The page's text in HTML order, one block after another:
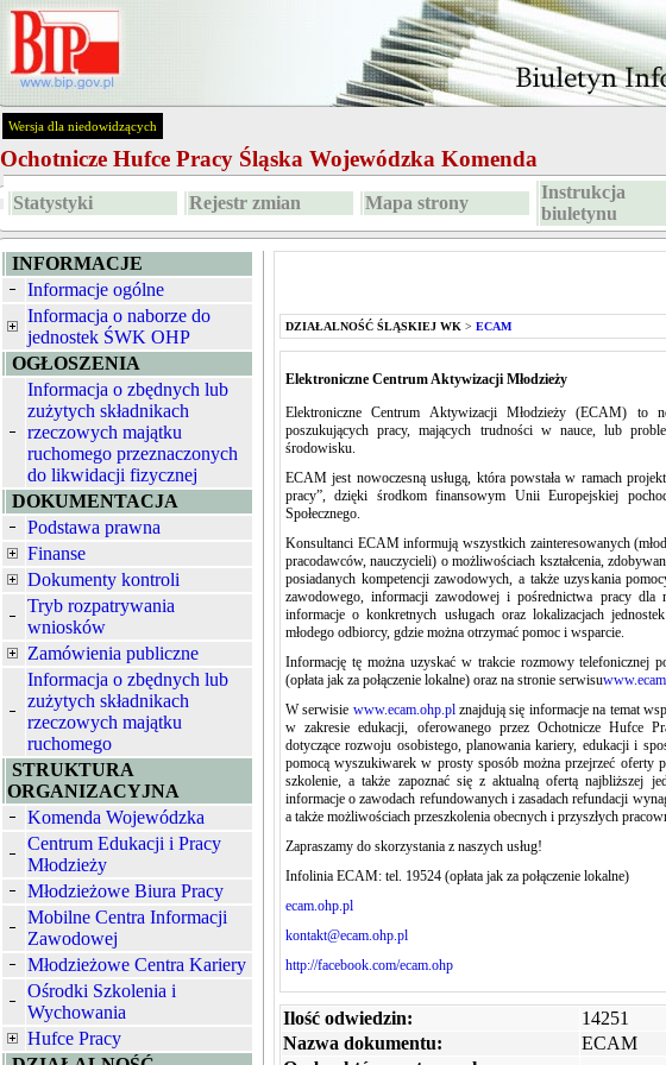
Wersja dla niedowidzących
Ochotnicze Hufce Pracy Śląska Wojewódzka Komenda
Statystyki Rejestr zmian Mapa strony
Instrukcja
biuletynu
INFORMACJE
Informacje ogólne
Informacja o naborze do
jednostek ŚWK OHP
OGŁOSZENIA
Informacja o zbędnych lub
zużytych składnikach
rzeczowych majątku
ruchomego przeznaczonych
do likwidacji fizycznej
DOKUMENTACJA
Podstawa prawna
Finanse
Dokumenty kontroli
Tryb rozpatrywania
wniosków
Zamówienia publiczne
Informacja o zbędnych lub
zużytych składnikach
rzeczowych majątku
ruchomego
STRUKTURA
ORGANIZACYJNA
Komenda Wojewódzka
Centrum Edukacji i Pracy
Młodzieży
Młodzieżowe Biura Pracy
Mobilne Centra Informacji
Zawodowej
Młodzieżowe Centra Kariery
Ośrodki Szkolenia i
Wychowania
Hufce Pracy
DZIAŁALNOŚĆ ŚLĄSKIEJ WK > ECAM
Elektroniczne Centrum Aktywizacji Młodzieży
Elektroniczne Centrum Aktywizacji Młodzieży (ECAM) to
poszukujących pracy, mających trudności w nauce, lub
środowisku.
ECAM jest nowoczesną usługą, która powstała w ramach
pracy”, dzięki środkom finansowym Unii Europejskiej
Społecznego.
Konsultanci ECAM informują wszystkich zainteresowanych
pracodawców, nauczycieli) o możliwościach kształcenia,
posiadanych kompetencji zawodowych, a także uzyskania
zawodowego, informacji zawodowej i pośrednictwa pracy dla
informacje o konkretnych usługach oraz lokalizacjach
młodego odbiorcy, gdzie można otrzymać pomoc i wsparcie.
Informację tę można uzyskać w trakcie rozmowy telefonicznej
(opłata jak za połączenie lokalne) oraz na stronie serwisu
W serwisie www.ecam.ohp.plznajdują się informacje na temat
w zakresie edukacji, oferowanego przez Ochotnicze Hufce
dotyczące rozwoju osobistego, planowania kariery, edukacji i
pomocą wyszukiwarek w prosty sposób można przejrzeć oferty
szkolenie, a także zapoznać się z aktualną ofertą najbliższej
informacje o zawodach refundowanych i zasadach refundacji
a także możliwościach przeszkolenia obecnych i przyszłych
Zapraszamy do skorzystania z naszych usług!
Infolinia ECAM: tel. 19524 (opłata jak za połączenie lokalne)
ecam.ohp.pl
kontakt@ecam.ohp.pl
http://facebook.com/ecam.ohp
Ilość odwiedzin:
14251
Nazwa dokumentu:
ECAM